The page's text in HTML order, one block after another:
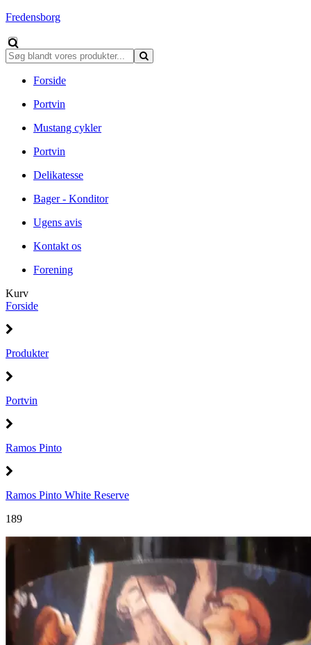
Fredensborg
Forside
Portvin
Mustang cykler
Portvin
Delikatesse
Bager - Konditor
Ugens avis
Kontakt os
Forening
Kurv
Forside
Produkter
Portvin
Ramos Pinto
Ramos Pinto White Reserve
189